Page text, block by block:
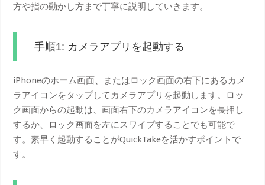
方や指の動かし方まで丁寧に説明していきます。
手順1: カメラアプリを起動する
iPhoneのホーム画面、またはロック画面の右下にあるカメ
ラアイコンをタップしてカメラアプリを起動します。ロッ
ク画面からの起動は、画面右下のカメラアイコンを長押し
するか、ロック画面を左にスワイプすることでも可能で
す。素早く起動することがQuickTakeを活かすポイントで
す。